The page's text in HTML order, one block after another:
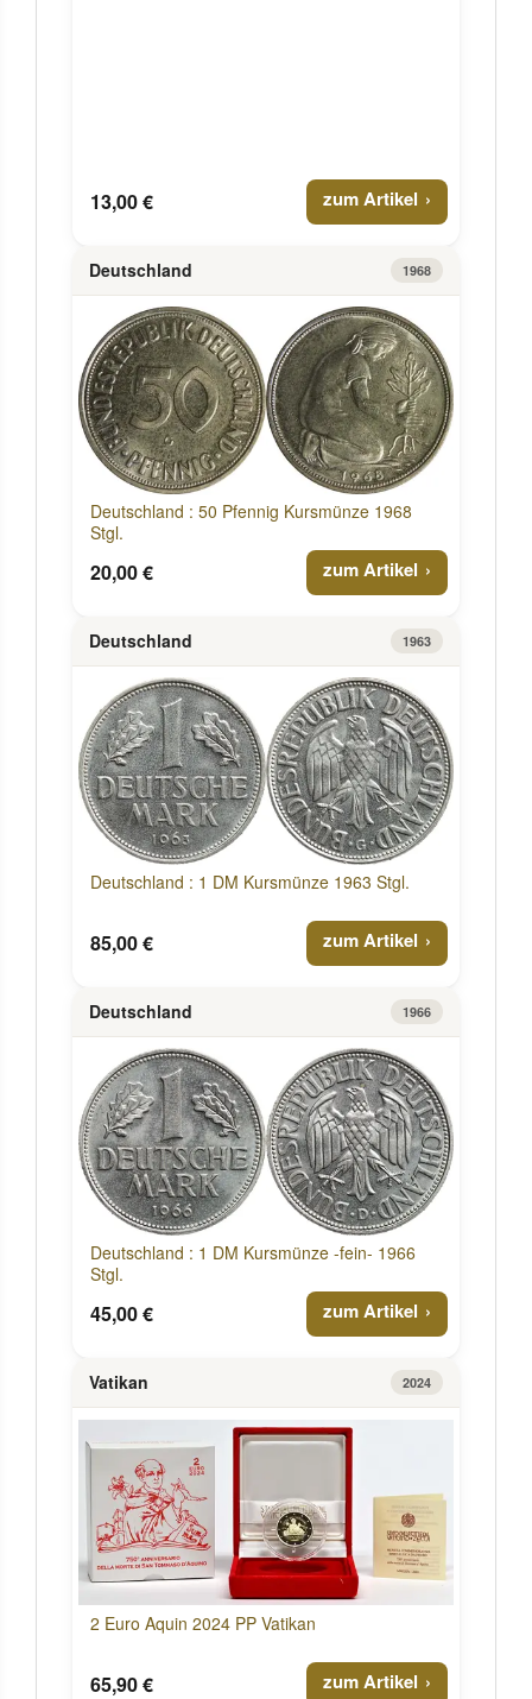
13,00 € zum Artikel
Deutschland 1968
Deutschland : 50 Pfennig Kursmünze 1968
Stgl.
20,00 € zum Artikel
Deutschland 1963
Deutschland : 1 DM Kursmünze 1963 Stgl.
85,00 € zum Artikel
Deutschland 1966
Deutschland : 1 DM Kursmünze -fein- 1966
Stgl.
45,00 € zum Artikel
Vatikan 2024
2 Euro Aquin 2024 PP Vatikan
65,90 € zum Artikel